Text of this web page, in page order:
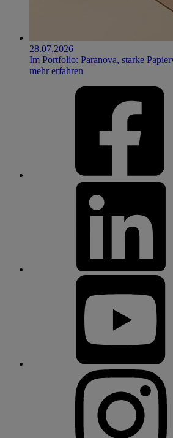
28.07.2026
Im Portfolio: Paranova, starke
mehr erfahren